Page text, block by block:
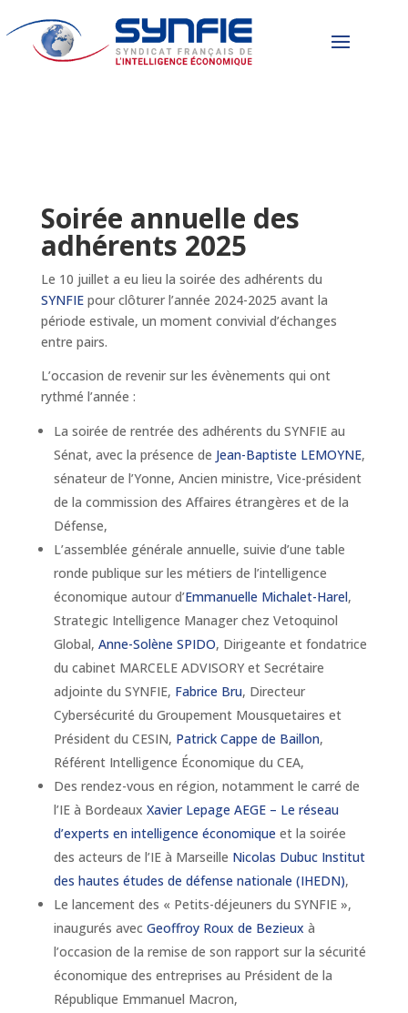
Soirée annuelle des
adhérents 2025
Le 10 juillet a eu lieu la soirée des adhérents du
SYNFIEpour clôturer l’année 2024-2025 avant la
période estivale, un moment convivial d’échanges
entre pairs.
L’occasion de revenir sur les évènements qui ont
rythmé l’année :
La soirée de rentrée des adhérents du SYNFIE au
Sénat, avec la présence de Jean-Baptiste LEMOYNE,
sénateur de l’Yonne, Ancien ministre, Vice-président
de la commission des Affaires étrangères et de la
Défense,
L’assemblée générale annuelle, suivie d’une table
ronde publique sur les métiers de l’intelligence
économique autour d’Emmanuelle Michalet-Harel,
Strategic Intelligence Manager chez Vetoquinol
Global, Anne-Solène SPIDO, Dirigeante et fondatrice
du cabinet MARCELE ADVISORY et Secrétaire
adjointe du SYNFIE, Fabrice Bru, Directeur
Cybersécurité du Groupement Mousquetaires et
Président du CESIN, Patrick Cappe de Baillon,
Référent Intelligence Économique du CEA,
Des rendez-vous en région, notamment le carré de
l’IE à Bordeaux Xavier Lepage AEGE – Le réseau
d’experts en intelligence économique et la soirée
des acteurs de l’IE à Marseille Nicolas Dubuc Institut
des hautes études de défense nationale (IHEDN),
Le lancement des « Petits-déjeuners du SYNFIE »,
inaugurés avec Geoffroy Roux de Bezieux à
l’occasion de la remise de son rapport sur la sécurité
économique des entreprises au Président de la
République Emmanuel Macron,